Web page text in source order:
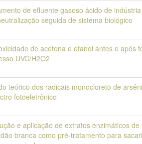
de efluente gasoso ácido de
seguida de sistema biológico
de acetona e etanol antes e após
UVC/H2O2
teórico dos radicais monocloreto de
fotoeletrônico
e aplicação de extratos enzimáticos
branca como pré-tratamento para